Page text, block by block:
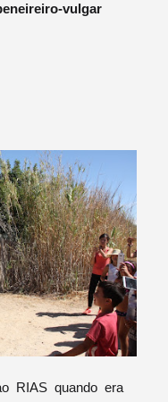
vulgar
RIAS quando era